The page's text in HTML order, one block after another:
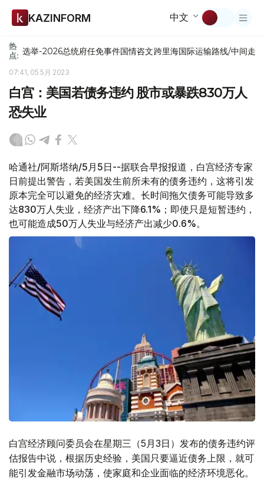
KAZINFORM 中文
热
点: 选举-2026总统府任免事件国情咨文跨里海国际运输路线/中间走廊
07:41, 05 5月 2023
白宫：美国若债务违约 股市或暴跌830万人
恐失业
哈通社/阿斯塔纳/5月5日--据联合早报报道，白宫经济专家
日前提出警告，若美国发生前所未有的债务违约，这将引发
原本完全可以避免的经济灾难。长时间拖欠债务可能导致多
达830万人失业，经济产出下降6.1%；即使只是短暂违约，
也可能造成50万人失业与经济产出减少0.6%。
白宫经济顾问委员会在星期三（5月3日）发布的债务违约评
估报告中说，根据历史经验，美国只要逼近债务上限，就可
能引发金融市场动荡，使家庭和企业面临的经济环境恶化。